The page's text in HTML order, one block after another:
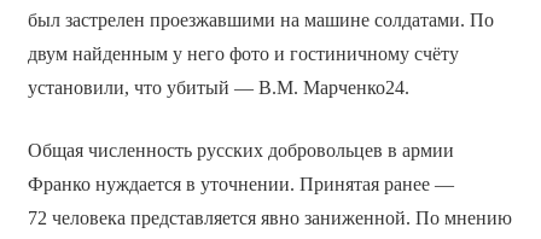
был застрелен проезжавшими на машине солдатами. По
двум найденным у него фото и гостиничному счёту
установили, что убитый — В.М. Марченко24.
Общая численность русских добровольцев в армии
Франко нуждается в уточнении. Принятая ранее —
72 человека представляется явно заниженной. По мнению